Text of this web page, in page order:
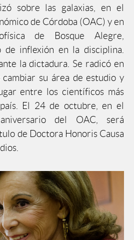
sobre las galaxias, en el
de Córdoba (OAC) y en
de Bosque Alegre,
de inflexión en la disciplina.
la dictadura. Se radicó en
cambiar su área de estudio y
entre los científicos más
El 24 de octubre, en el
del OAC, será
de Doctora Honoris Causa